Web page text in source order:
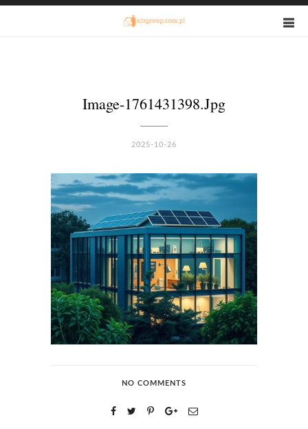
Image-1761431398.jpg
2025-10-26
NO COMMENTS